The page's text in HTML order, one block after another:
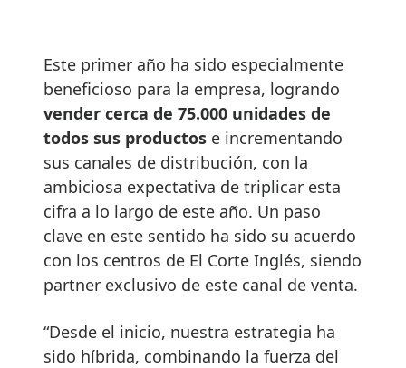
Este primer año ha sido especialmente
beneficioso para la empresa, logrando
vender cerca de 75.000 unidades de
todos sus productos e incrementando
sus canales de distribución, con la
ambiciosa expectativa de triplicar esta
cifra a lo largo de este año. Un paso
clave en este sentido ha sido su acuerdo
con los centros de El Corte Inglés, siendo
partner exclusivo de este canal de venta.
“Desde el inicio, nuestra estrategia ha
sido híbrida, combinando la fuerza del